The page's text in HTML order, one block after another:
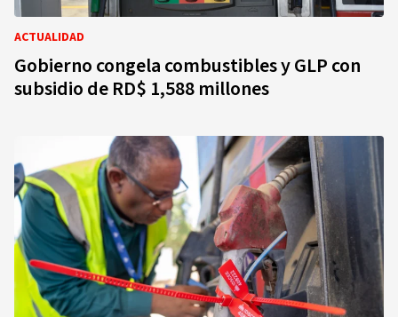
ACTUALIDAD
Gobierno congela combustibles y GLP con
subsidio de RD$ 1,588 millones